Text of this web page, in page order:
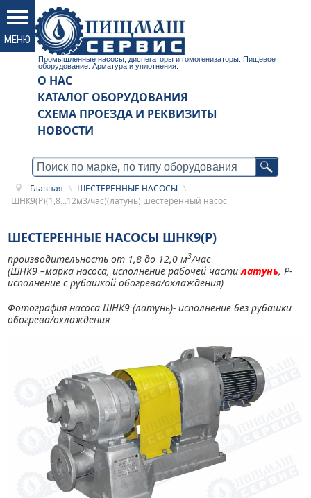
Промышленные насосы, диспегаторы и гомогенизаторы. Пищевое
оборудование. Арматура и уплотнения.
О НАС
КАТАЛОГ ОБОРУДОВАНИЯ
СХЕМА ПРОЕЗДА И РЕКВИЗИТЫ
НОВОСТИ
Главная \ ШЕСТЕРЕННЫЕ НАСОСЫ \
ШНК9(Р)(1,8...12м3/час)(латунь) шестеренный насос
ШЕСТЕРЕННЫЕ НАСОСЫ ШНК9(Р)
производительность от 1,8 до 12,0 м3/час
(ШНК9 –марка насоса, исполнение рабочей частилатунь, Р-
исполнение с рубашкой обогрева/охлаждения)
Фотография насоса ШНК9 (латунь)- исполнение без рубашки
обогрева/охлаждения